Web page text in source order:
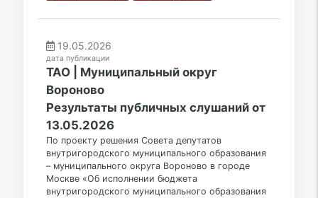
19.05.2026
дата публикации
ТАО | Муниципальный округ
Вороново
Результаты публичных слушаний от
13.05.2026
По проекту решения Совета депутатов
внутригородского муниципального образования
– муниципального округа Вороново в городе
Москве «Об исполнении бюджета
внутригородского муниципального образования